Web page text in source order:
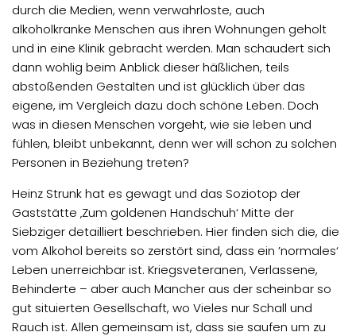
durch die Medien, wenn verwahrloste, auch
alkoholkranke Menschen aus ihren Wohnungen geholt
und in eine Klinik gebracht werden. Man schaudert sich
dann wohlig beim Anblick dieser häßlichen, teils
abstoßenden Gestalten und ist glücklich über das
eigene, im Vergleich dazu doch schöne Leben. Doch
was in diesen Menschen vorgeht, wie sie leben und
fühlen, bleibt unbekannt, denn wer will schon zu solchen
Personen in Beziehung treten?
Heinz Strunk hat es gewagt und das Soziotop der
Gaststätte ‚Zum goldenen Handschuh‘ Mitte der
Siebziger detailliert beschrieben. Hier finden sich die, die
vom Alkohol bereits so zerstört sind, dass ein ’normales‘
Leben unerreichbar ist. Kriegsveteranen, Verlassene,
Behinderte – aber auch Mancher aus der scheinbar so
gut situierten Gesellschaft, wo Vieles nur Schall und
Rauch ist. Allen gemeinsam ist, dass sie saufen um zu